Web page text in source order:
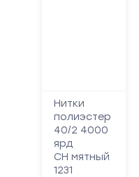
Нитки
полиэстер
40/2 4000
ярд
СН мятный
1231